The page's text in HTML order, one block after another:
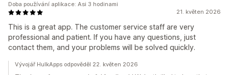
21. květen 2026
This is a great app. The customer service staff are very
professional and patient. If you have any questions, just
contact them, and your problems will be solved quickly.
Doba používání aplikace: Asi 3 hodinami
Vývojář HulkApps odpověděl 22. květen 2026